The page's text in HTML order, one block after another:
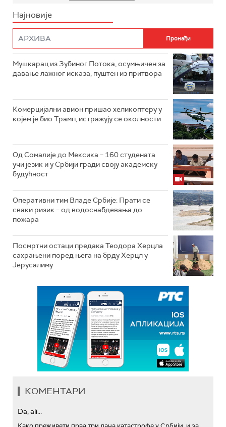
Најновије
Мушкарац из Зубиног Потока, осумњичен за
давање лажног исказа, пуштен из притвора
Комерцијални авион пришао хеликоптеру у
којем је био Трамп, истражују се околности
Од Сомалије до Мексика – 160 студената
учи језик и у Србији гради своју академску
будућност
Оперативни тим Владе Србије: Прати се
сваки ризик – од водоснабдевања до
пожара
Посмртни остаци предака Теодора Херцла
сахрањени поред њега на брду Херцл у
Јерусалиму
КОМЕНТАРИ
Da, ali...